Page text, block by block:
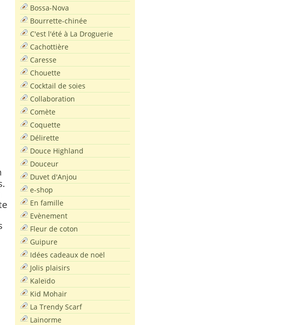
Bossa-Nova
Bourrette-chinée
C'est l'été à La Droguerie
Cachottière
Caresse
Chouette
Cocktail de soies
Collaboration
Comète
Coquette
Délirette
Douce Highland
Douceur
Duvet d'Anjou
e-shop
En famille
Evènement
Fleur de coton
Guipure
Idées cadeaux de noël
Jolis plaisirs
Kaleïdo
Kid Mohair
La Trendy Scarf
Lainorme